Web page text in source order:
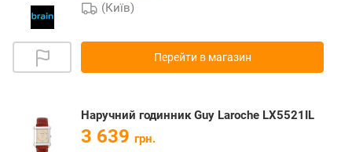
(Київ)
Перейти в магазин
Наручний годинник Guy Laroche LX5521IL
3 639 грн.